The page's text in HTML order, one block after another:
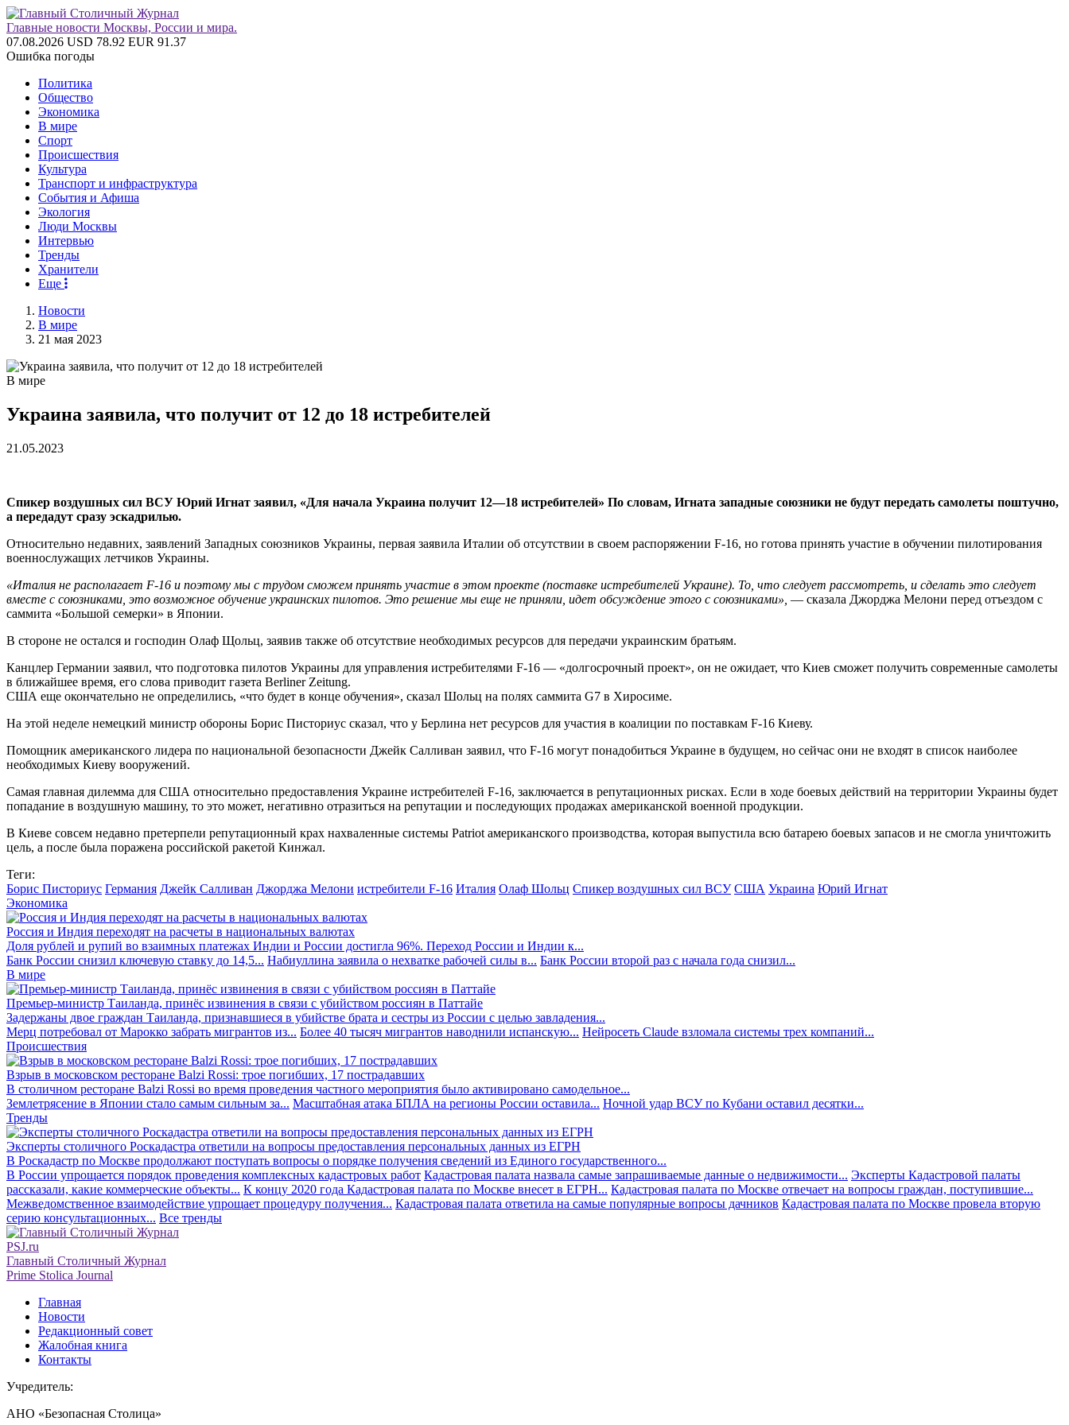
Главные новости Москвы, России и мира.
07.08.2026 USD 78.92 EUR 91.37
Ошибка погоды
Политика
Общество
Экономика
В мире
Спорт
Происшествия
Культура
Транспорт и инфраструктура
События и Афиша
Экология
Люди Москвы
Интервью
Тренды
Хранители
Еще
Новости
В мире
21 мая 2023
В мире
Украина заявила, что получит от 12 до 18 истребителей
21.05.2023
Спикер воздушных сил ВСУ Юрий Игнат заявил, «Для начала Украина получит 12—18 истребителей» По словам, Игната западные союзники не будут передать самолеты поштучно,
а передадут сразу эскадрилью.
Относительно недавних, заявлений Западных союзников Украины, первая заявила Италии об отсутствии в своем распоряжении F-16, но готова принять участие в обучении пилотирования
военнослужащих летчиков Украины.
«Италия не располагает F-16 и поэтому мы с трудом сможем принять участие в этом проекте (поставке истребителей Украине). То, что следует рассмотреть, и сделать это следует
вместе с союзниками, это возможное обучение украинских пилотов. Это решение мы еще не приняли, идет обсуждение этого с союзниками», — сказала Джорджа Мелони перед отъездом с
саммита «Большой семерки» в Японии.
В стороне не остался и господин Олаф Щольц, заявив также об отсутствие необходимых ресурсов для передачи украинским братьям.
Канцлер Германии заявил, что подготовка пилотов Украины для управления истребителями F-16 — «долгосрочный проект», он не ожидает, что Киев сможет получить современные самолеты
в ближайшее время, его слова приводит газета Berliner Zeitung.
США еще окончательно не определились, «что будет в конце обучения», сказал Шольц на полях саммита G7 в Хиросиме.
На этой неделе немецкий министр обороны Борис Писториус сказал, что у Берлина нет ресурсов для участия в коалиции по поставкам F-16 Киеву.
Помощник американского лидера по национальной безопасности Джейк Салливан заявил, что F-16 могут понадобиться Украине в будущем, но сейчас они не входят в список наиболее
необходимых Киеву вооружений.
Самая главная дилемма для США относительно предоставления Украине истребителей F-16, заключается в репутационных рисках. Если в ходе боевых действий на территории Украины будет
попадание в воздушную машину, то это может, негативно отразиться на репутации и последующих продажах американской военной продукции.
В Киеве совсем недавно претерпели репутационный крах нахваленные системы Patriot американского производства, которая выпустила всю батарею боевых запасов и не смогла уничтожить
цель, а после была поражена российской ракетой Кинжал.
Теги:
Борис Писториус Германия Джейк Салливан Джорджа Мелони истребители F-16 Италия Олаф Шольц Спикер воздушных сил ВСУ США Украина Юрий Игнат
Экономика
Россия и Индия переходят на расчеты в национальных валютах
Доля рублей и рупий во взаимных платежах Индии и России достигла 96%. Переход России и Индии к...
Банк России снизил ключевую ставку до 14,5... Набиуллина заявила о нехватке рабочей силы в... Банк России второй раз с начала года снизил...
В мире
Премьер-министр Таиланда, принёс извинения в связи с убийством россиян в Паттайе
Задержаны двое граждан Таиланда, признавшиеся в убийстве брата и сестры из России с целью завладения...
Мерц потребовал от Марокко забрать мигрантов из... Более 40 тысяч мигрантов наводнили испанскую... Нейросеть Claude взломала системы трех компаний...
Происшествия
Взрыв в московском ресторане Balzi Rossi: трое погибших, 17 пострадавших
В столичном ресторане Balzi Rossi во время проведения частного мероприятия было активировано самодельное...
Землетрясение в Японии стало самым сильным за... Масштабная атака БПЛА на регионы России оставила... Ночной удар ВСУ по Кубани оставил десятки...
Тренды
Эксперты столичного Роскадастра ответили на вопросы предоставления персональных данных из ЕГРН
В Роскадастр по Москве продолжают поступать вопросы о порядке получения сведений из Единого государственного...
В России упрощается порядок проведения комплексных кадастровых работ Кадастровая палата назвала самые запрашиваемые данные о недвижимости... Эксперты Кадастровой палаты
рассказали, какие коммерческие объекты... К концу 2020 года Кадастровая палата по Москве внесет в ЕГРН... Кадастровая палата по Москве отвечает на вопросы граждан, поступившие...
Межведомственное взаимодействие упрощает процедуру получения... Кадастровая палата ответила на самые популярные вопросы дачников Кадастровая палата по Москве провела вторую
серию консультационных... Все тренды
PSJ.ru
Главный Столичный Журнал
Prime Stolica Journal
Главная
Новости
Редакционный совет
Жалобная книга
Контакты
Учредитель:
АНО «Безопасная Столица»